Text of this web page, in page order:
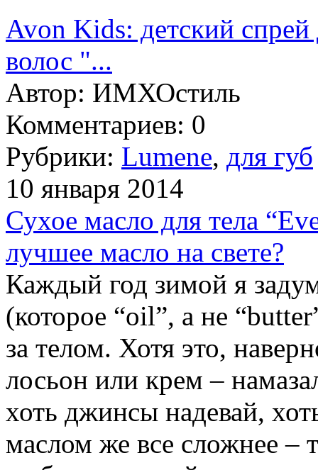
Avon Kids: детский спрей
волос "...
Автор: ИМХОстиль
Комментариев: 0
Рубрики: Lumene, для губ
10 января 2014
Сухое масло для тела
лучшее масло на свете?
Каждый год зимой я
(которое “oil”, а не
за телом. Хотя это,
лосьон или крем –
хоть джинсы надевай,
маслом же все сложнее –